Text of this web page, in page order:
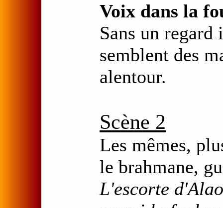
Voix dans la
Sans un regard
semblent des
alentour.
Scène 2
Les mêmes,
le brahmane,
L'escorte